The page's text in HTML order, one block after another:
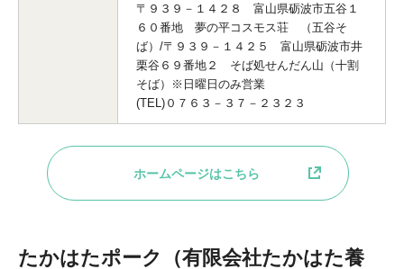
〒９３９－１４２８ 富山県砺波市五谷１
６０番地 夢の平コスモス荘 （五谷そ
ば）/〒９３９－１４２５ 富山県砺波市井
栗谷６９番地２ そば処せんだん山（十割
そば）※日曜日のみ営業
(TEL)０７６３－３７－２３２３
ホームページはこちら
たかはたポーク（有限会社たかはた養